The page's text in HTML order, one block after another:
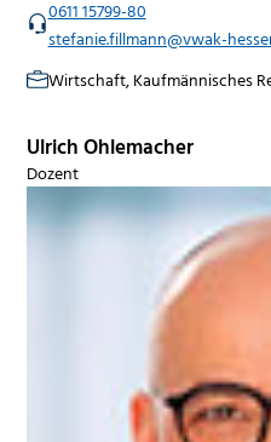
0611 15799-80
stefanie.fillmann@vwak-
Wirtschaft, Kaufmännisches
Ulrich Ohlemacher
Dozent